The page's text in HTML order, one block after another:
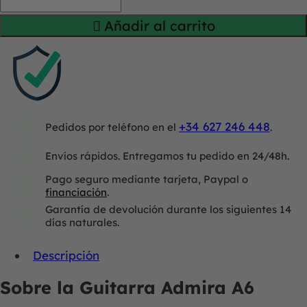
Añadir al carrito
Pedidos por teléfono en el +34 627 246 448.
Envíos rápidos. Entregamos tu pedido en 24/48h.
Pago seguro mediante tarjeta, Paypal o
financiación.
Garantía de devolución durante los siguientes 14
días naturales.
Descripción
Sobre la Guitarra Admira A6